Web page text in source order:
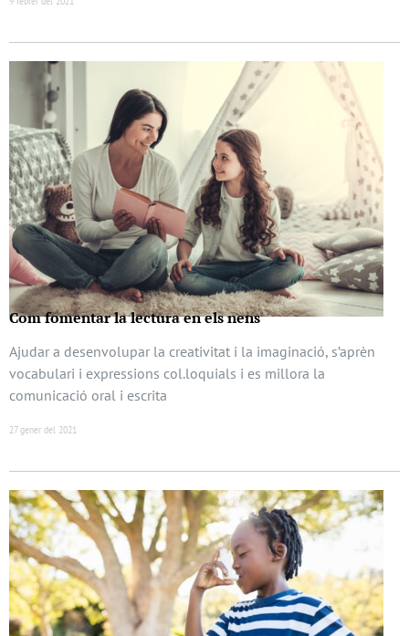
Com fomentar la lectura en els nens
Ajudar a desenvolupar la creativitat i la imaginació, s’aprèn
vocabulari i expressions col.loquials i es millora la
comunicació oral i escrita
27 gener del 2021